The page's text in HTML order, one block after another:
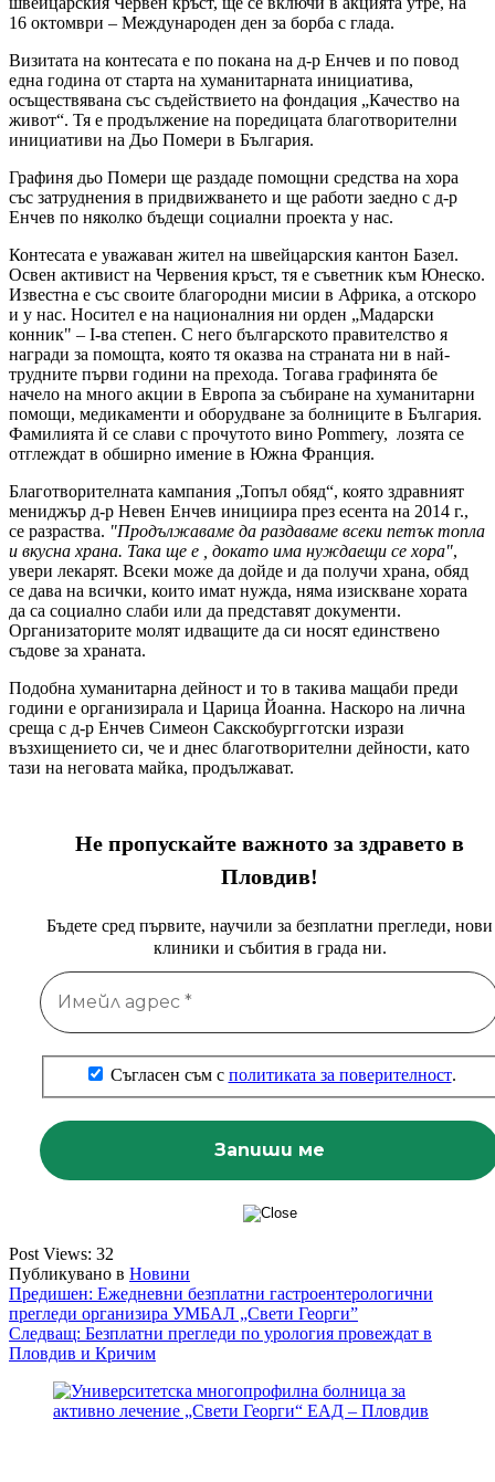
16 октомври – Международен ден за борба с глада.
Визитата на контесата е по покана на д-р Енчев и по повод
една година от старта на хуманитарната инициатива,
осъществявана със съдействието на фондация „Качество на
живот“. Тя е продължение на поредицата благотворителни
инициативи на Дьо Помери в България.
Графиня дьо Помери ще раздаде помощни средства на хора
със затруднения в придвижването и ще работи заедно с д-р
Енчев по няколко бъдещи социални проекта у нас.
Контесата е уважаван жител на швейцарския кантон Базел.
Освен активист на Червения кръст, тя е съветник към Юнеско.
Известна е със своите благородни мисии в Африка, а отскоро
и у нас. Носител е на националния ни орден „Мадарски
конник" – І-ва степен. С него българското правителство я
награди за помощта, която тя оказва на страната ни в най-
трудните първи години на прехода. Тогава графинята бе
начело на много акции в Европа за събиране на хуманитарни
помощи, медикаменти и оборудване за болниците в България.
Фамилията й се слави с прочутото вино Pommery, лозята се
отглеждат в обширно имение в Южна Франция.
Благотворителната кампания „Топъл обяд“, която здравният
мениджър д-р Невен Енчев инициира през есента на 2014 г.,
се разраства. "Продължаваме да раздаваме всеки петък топла
и вкусна храна. Така ще е , докато има нуждаещи се хора",
увери лекарят. Всеки може да дойде и да получи храна, обяд
се дава на всички, които имат нужда, няма изискване хората
да са социално слаби или да представят документи.
Организаторите молят идващите да си носят единствено
съдове за храната.
Подобна хуманитарна дейност и то в такива мащаби преди
години е организирала и Царица Йоанна. Наскоро на лична
среща с д-р Енчев Симеон Сакскобургготски изрази
възхищението си, че и днес благотворителни дейности, като
тази на неговата майка, продължават.
Не пропускайте важното за здравето в
Пловдив!
Бъдете сред първите, научили за безплатни прегледи, нови
клиники и събития в града ни.
Съгласен съм с политиката за поверителност.
Post Views: 32
Публикувано в Новини
Навигация
Предишен: Ежедневни безплатни гастроентерологични
прегледи организира УМБАЛ „Свети Георги”
Следващ: Безплатни прегледи по урология провеждат в
Пловдив и Кричим